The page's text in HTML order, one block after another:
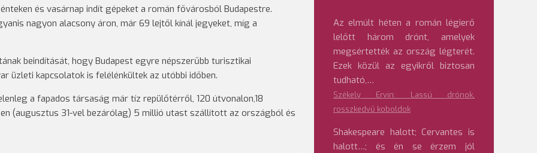
és vasárnap indít gépeket a román fővárosból Budapestre.
nagyon alacsony áron, már 69 lejtől kínál jegyeket, míg a
beindítását, hogy Budapest egyre népszerűbb turisztikai
üzleti kapcsolatok is felélénkültek az utóbbi időben.
a fapados társaság már tíz repülőtérről, 120 útvonalon,18
(augusztus 31-vel bezárólag) 5 millió utast szállított az országból és
Az elmúlt héten a román légierő
lelőtt három drónt, amelyek
megsértették az ország légterét.
Ezek közül az egyikről biztosan
tudható,…
Székely Ervin: Lassú drónok,
rosszkedvű koboldok
Shakespeare halott; Cervantes is
halott…; és én se érzem jól